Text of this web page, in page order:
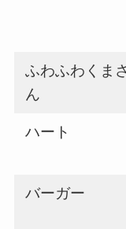
ふわふわくまさ
ん
ハート
バーガー